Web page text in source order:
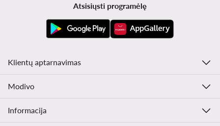
Atsisiųsti programėlę
Klientų aptarnavimas
Modivo
Informacija